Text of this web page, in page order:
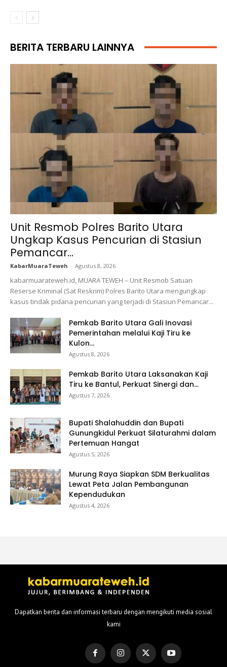
BERITA TERBARU LAINNYA
Unit Resmob Polres Barito Utara
Ungkap Kasus Pencurian di Stasiun
Pemancar...
KabarMuaraTeweh - Agustus 8, 2026
kabarmuarateweh.id, MUARA TEWEH – Unit Resmob Satuan
Reserse Kriminal (Sat Reskrim) Polres Barito Utara mengungkap
kasus tindak pidana pencurian yang terjadi di Stasiun Pemancar...
Pemkab Barito Utara Gali Inovasi
Pemerintahan melalui Kaji Tiru ke
Kulon...
Agustus 8, 2026
Pemkab Barito Utara Laksanakan Kaji
Tiru ke Bantul, Perkuat Sinergi dan...
Agustus 7, 2026
Bupati Shalahuddin dan Bupati
Gunungkidul Perkuat Silaturahmi dalam
Pertemuan Hangat
Agustus 5, 2026
Murung Raya Siapkan SDM Berkualitas
Lewat Peta Jalan Pembangunan
Kependudukan
Agustus 4, 2026
Dapatkan berita dan informasi terbaru dengan mengikuti media sosial
kami